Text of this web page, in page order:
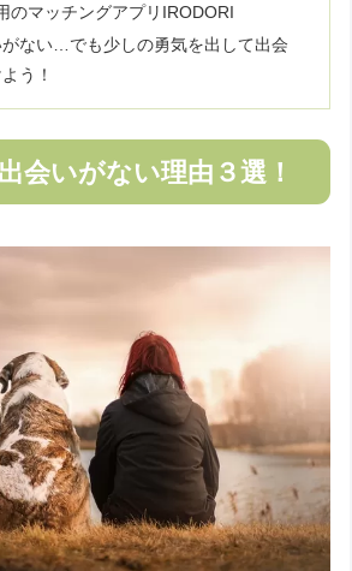
のマッチングアプリIRODORI
ない…でも少しの勇気を出して出会
う！
会いがない理由３選！